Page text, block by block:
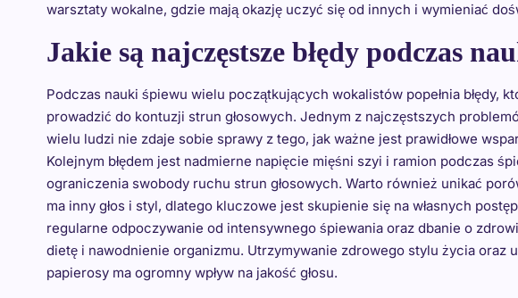
warsztaty wokalne, gdzie mają okazję uczyć się od innych i wymieniać
Jakie są najczęstsze błędy podczas
Podczas nauki śpiewu wielu początkujących wokalistów popełnia błędy,
prowadzić do kontuzji strun głosowych. Jednym z najczęstszych
wielu ludzi nie zdaje sobie sprawy z tego, jak ważne jest prawidłowe
Kolejnym błędem jest nadmierne napięcie mięśni szyi i ramion podczas
ograniczenia swobody ruchu strun głosowych. Warto również unikać
ma inny głos i styl, dlatego kluczowe jest skupienie się na własnych
regularne odpoczywanie od intensywnego śpiewania oraz dbanie o
dietę i nawodnienie organizmu. Utrzymywanie zdrowego stylu życia oraz
papierosy ma ogromny wpływ na jakość głosu.